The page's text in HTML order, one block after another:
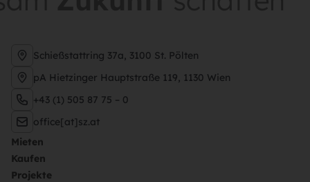
Schießstattring 37a, 3100 St. Pölten
pA Hietzinger Hauptstraße 119, 1130 Wien
+43 (1) 505 87 75 – 0
office[at]sz.at
Mieten
Kaufen
Projekte